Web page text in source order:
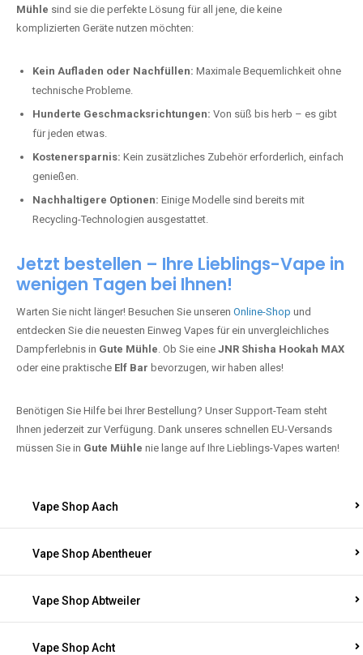
Mühle sind sie die perfekte Lösung für all jene, die keine
komplizierten Geräte nutzen möchten:
Kein Aufladen oder Nachfüllen: Maximale Bequemlichkeit ohne
technische Probleme.
Hunderte Geschmacksrichtungen: Von süß bis herb – es gibt
für jeden etwas.
Kostenersparnis: Kein zusätzliches Zubehör erforderlich, einfach
genießen.
Nachhaltigere Optionen: Einige Modelle sind bereits mit
Recycling-Technologien ausgestattet.
Jetzt bestellen – Ihre Lieblings-Vape in
wenigen Tagen bei Ihnen!
Warten Sie nicht länger! Besuchen Sie unseren Online-Shop und
entdecken Sie die neuesten Einweg Vapes für ein unvergleichliches
Dampferlebnis in Gute Mühle. Ob Sie eine JNR Shisha Hookah MAX
oder eine praktische Elf Bar bevorzugen, wir haben alles!
Benötigen Sie Hilfe bei Ihrer Bestellung? Unser Support-Team steht
Ihnen jederzeit zur Verfügung. Dank unseres schnellen EU-Versands
müssen Sie in Gute Mühle nie lange auf Ihre Lieblings-Vapes warten!
Vape Shop Aach
Vape Shop Abentheuer
Vape Shop Abtweiler
Vape Shop Acht